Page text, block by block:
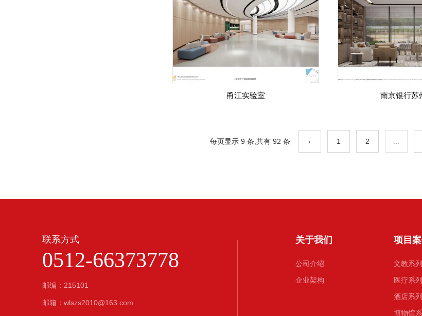
甬江实验室 南京银行苏
每页显示 9 条,共有 92 条 ‹ 1 2
联系方式
0512-66373778
邮编：215101
邮箱：wlszs2010@163.com
关于我们
公司介绍
企业架构
项目
文教系列
医疗系列
酒店系列
博物馆